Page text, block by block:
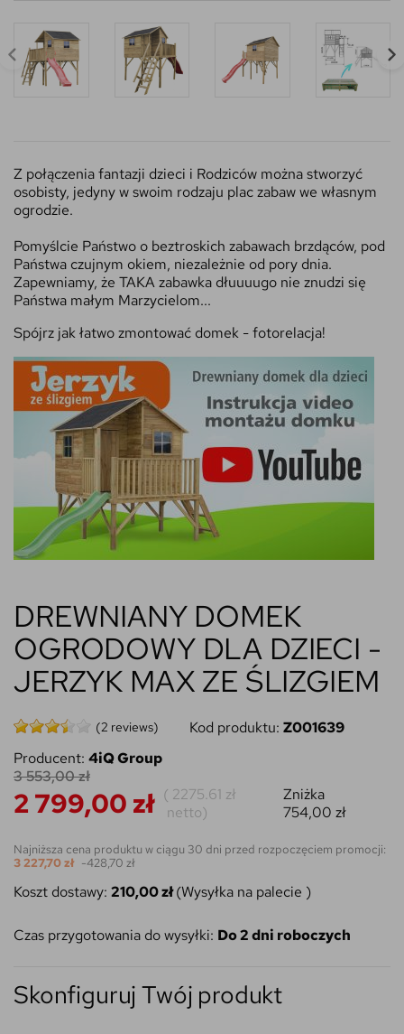
Z połączenia fantazji dzieci i Rodziców można stworzyć
osobisty, jedyny w swoim rodzaju plac zabaw we własnym
ogrodzie.
Pomyślcie Państwo o beztroskich zabawach brzdąców, pod
Państwa czujnym okiem, niezależnie od pory dnia.
Zapewniamy, że TAKA zabawka dłuuuugo nie znudzi się
Państwa małym Marzycielom...
Spójrz jak łatwo zmontować domek -fotorelacja!
DREWNIANY DOMEK
OGRODOWY DLA DZIECI -
JERZYK MAX ZE ŚLIZGIEM
(2 reviews) Kod produktu: Z001639
Producent: 4iQ Group
3 553,00 zł
2 799,00 zł ( 2275.61 zł
netto)
Zniżka
754,00 zł
Najniższa cena produktu w ciągu 30 dni przed rozpoczęciem promocji:
3 227,70 zł -428,70 zł
Koszt dostawy: 210,00 zł(Wysyłka na palecie )
Czas przygotowania do wysyłki: Do 2 dni roboczych
Skonfiguruj Twój produkt